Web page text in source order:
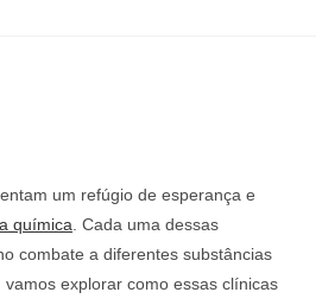
um refúgio de esperança e
química. Cada uma dessas
combate a diferentes substâncias
explorar como essas clínicas